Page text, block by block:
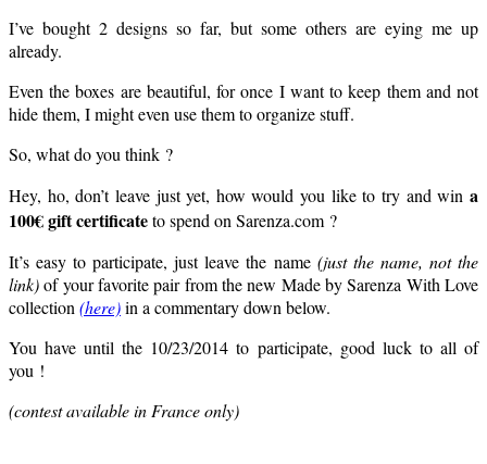
I’ve bought 2 designs so far, but some others are eying me up
already.
Even the boxes are beautiful, for once I want to keep them and not
hide them, I might even use them to organize stuff.
So, what do you think ?
Hey, ho, don’t leave just yet, how would you like to try and win a
100€ gift certificateto spend on Sarenza.com ?
It’s easy to participate, just leave the name (just the name, not the
link)of your favorite pair from the new Made by Sarenza With Love
collection (here)in a commentary down below.
You have until the 10/23/2014 to participate, good luck to all of
you !
(contest available in France only)